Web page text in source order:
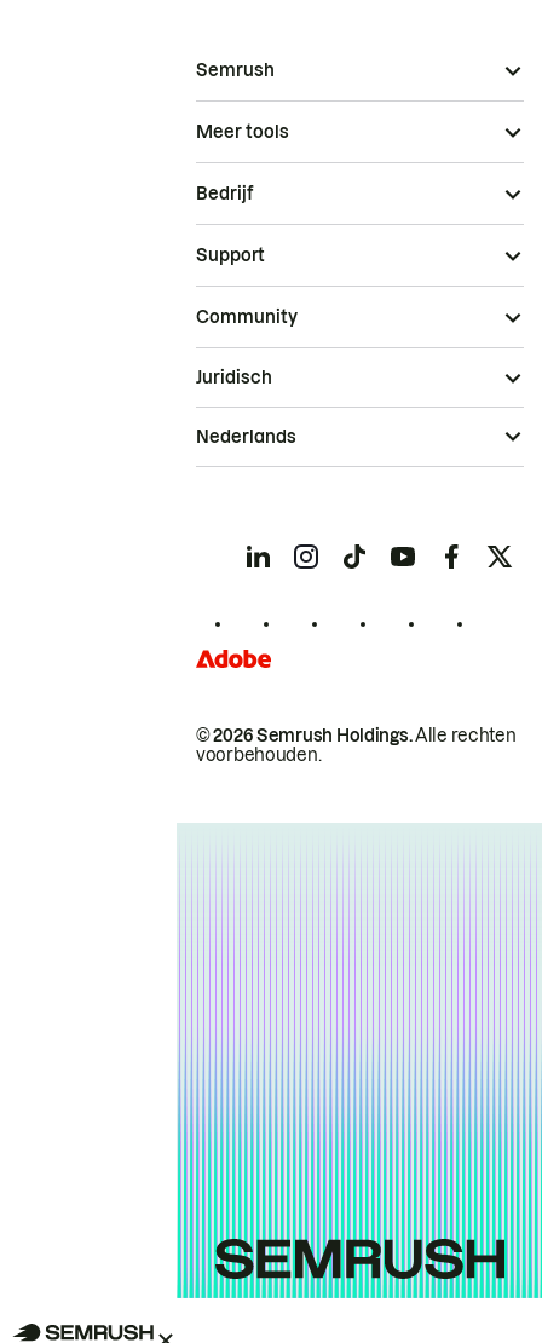
Semrush
Meer tools
Bedrijf
Support
Community
© 2026 Semrush Holdings.Alle rechten
voorbehouden.
Juridisch
Nederlands